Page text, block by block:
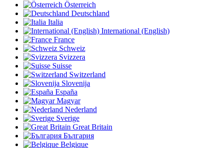
Österreich
Deutschland
Italia
International (English)
France
Schweiz
Svizzera
Suisse
Switzerland
Slovenija
España
Magyar
Nederland
Sverige
Great Britain
България
Belgique